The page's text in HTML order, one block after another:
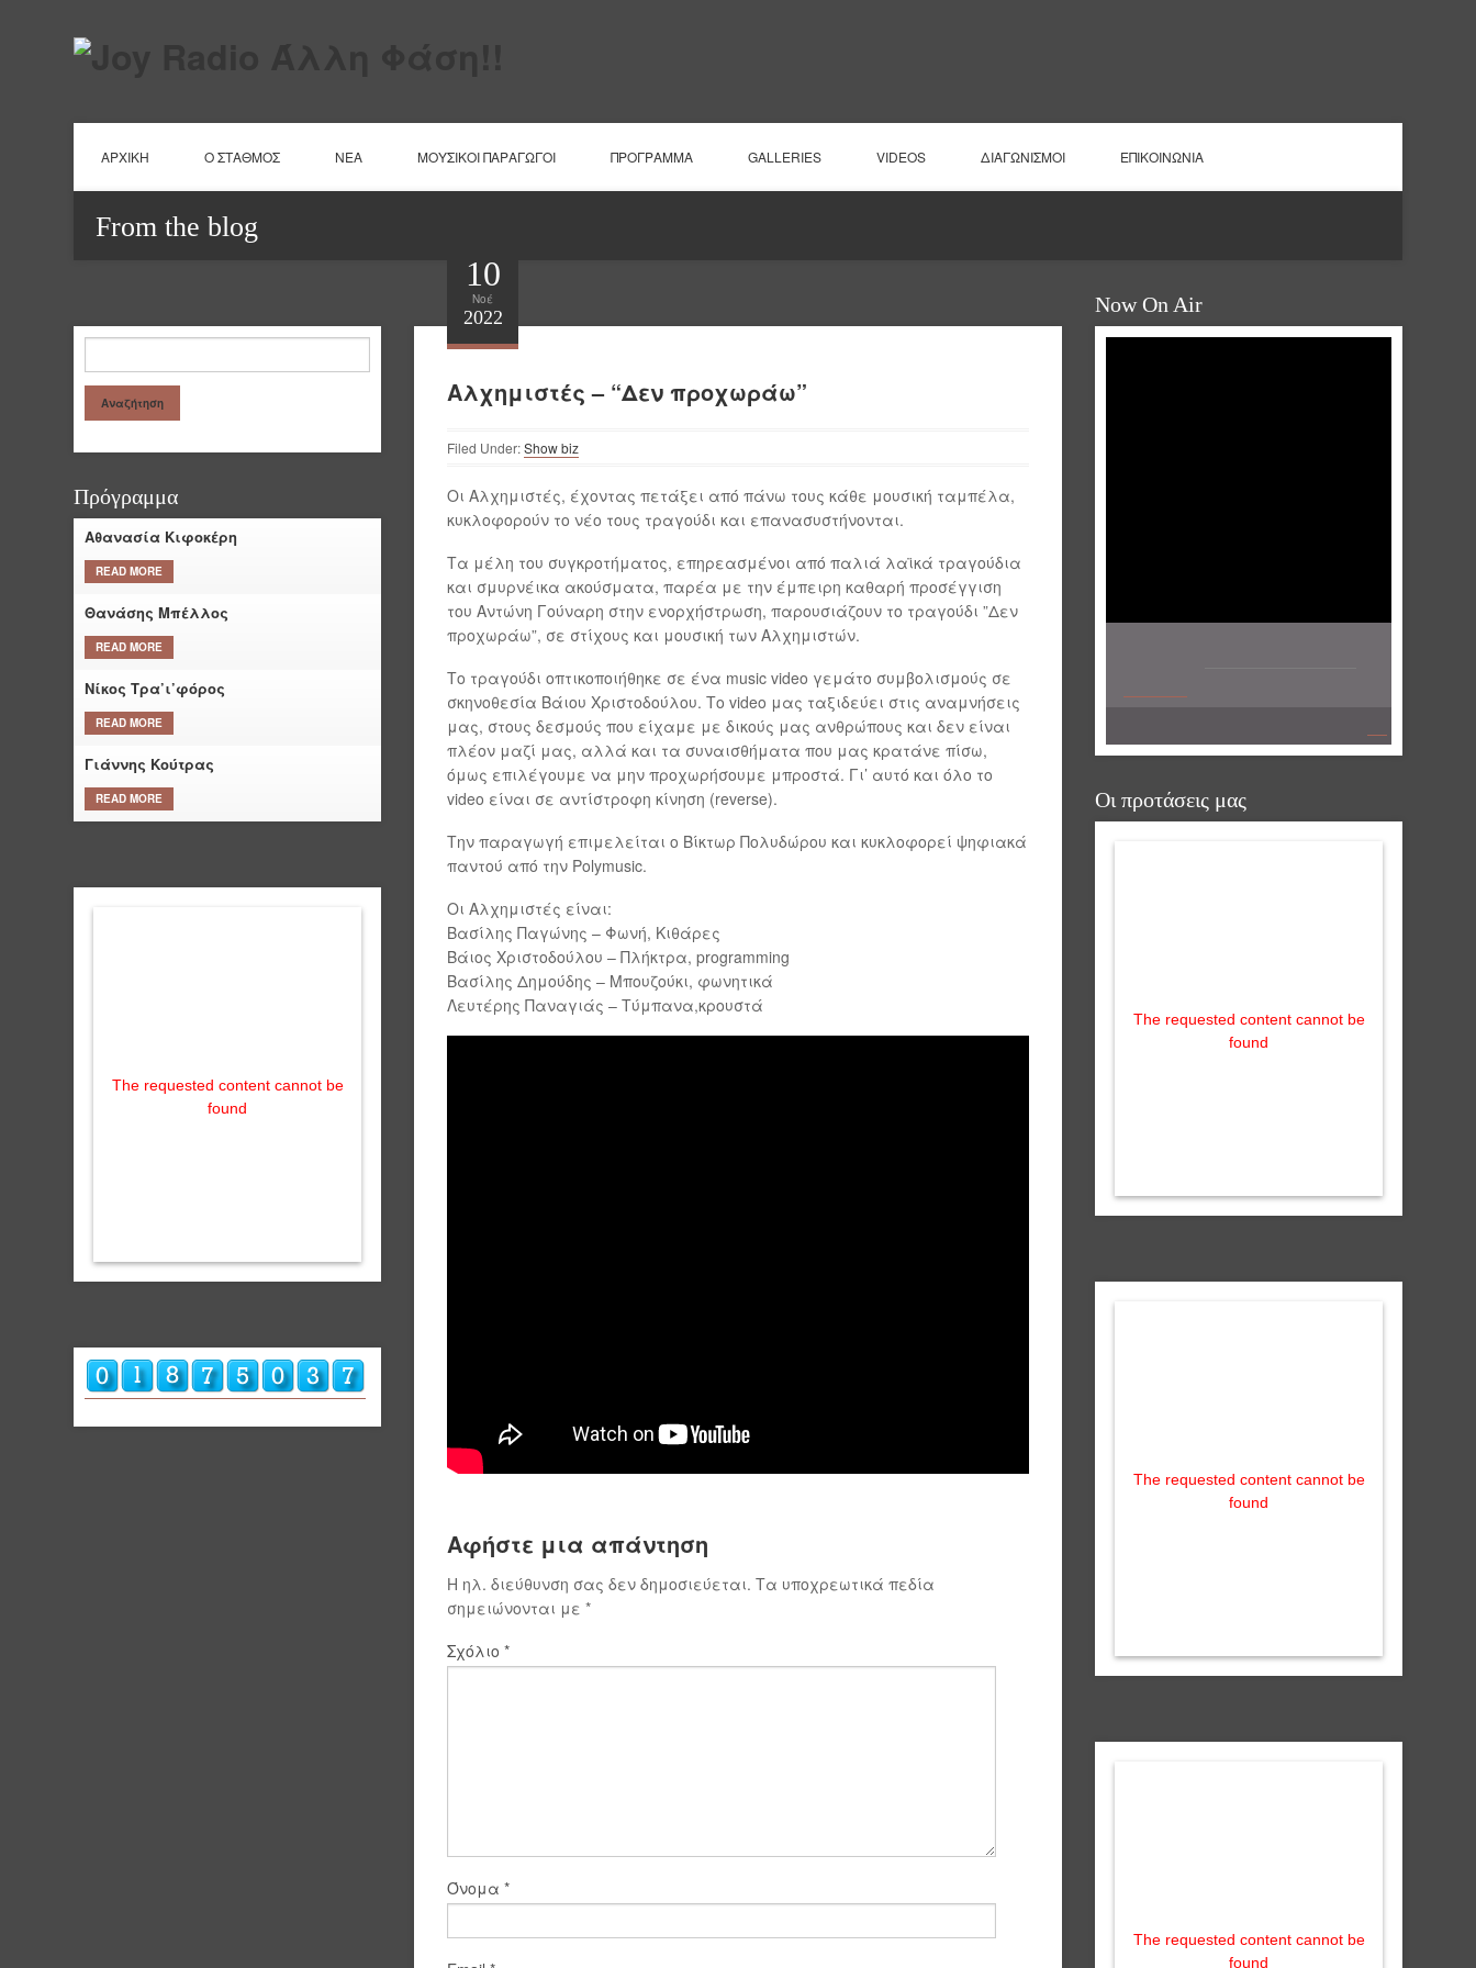
ΑΡΧΙΚΗ Ο ΣΤΑΘΜΟΣ ΝΕΑ ΜΟΥΣΙΚΟΙ ΠΑΡΑΓΩΓΟΙ ΠΡΟΓΡΑΜΜΑ GALLERIES VIDEOS ΔΙΑΓΩΝΙΣΜΟΙ ΕΠΙΚΟΙΝΩΝΙΑ
From the blog
Πρόγραμμα
Αθανασία Κιφοκέρη
READ MORE
Θανάσης Μπέλλος
READ MORE
Νίκος Τρα’ι’φόρος
READ MORE
Γιάννης Κούτρας
READ MORE
The requested content cannot be
found
10
Νοέ
2022
Αλχημιστές – “Δεν προχωράω”
Filed Under:Show biz
Οι Αλχημιστές, έχοντας πετάξει από πάνω τους κάθε μουσική ταμπέλα,
κυκλοφορούν το νέο τους τραγούδι και επανασυστήνονται.
Τα μέλη του συγκροτήματος, επηρεασμένοι από παλιά λαϊκά τραγούδια
και σμυρνέικα ακούσματα, παρέα με την έμπειρη καθαρή προσέγγιση
του Αντώνη Γούναρη στην ενορχήστρωση, παρουσιάζουν το τραγούδι ”Δεν
προχωράω”, σε στίχους και μουσική των Αλχημιστών.
Το τραγούδι οπτικοποιήθηκε σε ένα music video γεμάτο συμβολισμούς σε
σκηνοθεσία Βάιου Χριστοδούλου. Το video μας ταξιδεύει στις αναμνήσεις
μας, στους δεσμούς που είχαμε με δικούς μας ανθρώπους και δεν είναι
πλέον μαζί μας, αλλά και τα συναισθήματα που μας κρατάνε πίσω,
όμως επιλέγουμε να μην προχωρήσουμε μπροστά. Γι’ αυτό και όλο το
video είναι σε αντίστροφη κίνηση (reverse).
Την παραγωγή επιμελείται ο Βίκτωρ Πολυδώρου και κυκλοφορεί ψηφιακά
παντού από την Polymusic.
Οι Αλχημιστές είναι:
Βασίλης Παγώνης – Φωνή, Κιθάρες
Βάιος Χριστοδούλου – Πλήκτρα, programming
Βασίλης Δημούδης – Μπουζούκι, φωνητικά
Λευτέρης Παναγιάς – Τύμπανα,κρουστά
Αφήστε μια απάντηση
Η ηλ. διεύθυνση σας δεν δημοσιεύεται. Τα υποχρεωτικά πεδία
σημειώνονται με *
Σχόλιο *
Όνομα *
Now On Air
Οι προτάσεις μας
The requested content cannot be
found
The requested content cannot be
found
The requested content cannot be
found